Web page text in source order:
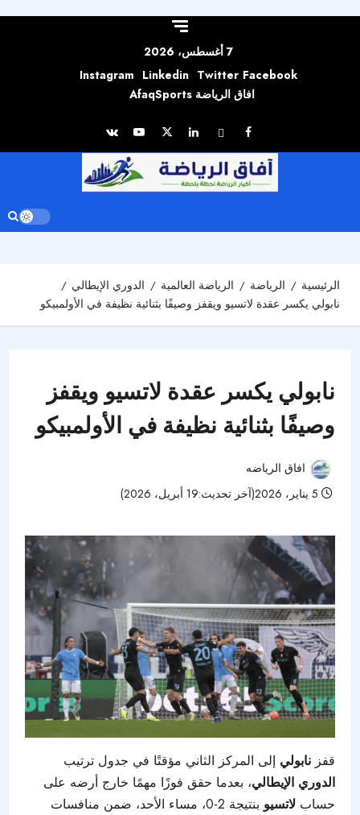
7 أغسطس، 2026
Facebook
Twitter
Linkedin
Instagram
افاق الرياضة AfaqSports
الرئيسية الرياضة الرياضة العالمية
الدوري الإيطالي
نابولي يكسر عقدة لاتسيو ويقفز وصيفًا بثنائية نظيفة في الأولمبيكو
نابولي يكسر عقدة لاتسيو ويقفز
وصيفًا بثنائية نظيفة في الأولمبيكو
افاق الرياضه
قفزنابولي إلى المركز الثاني مؤقتًا في جدول ترتيب
الدوري الإيطالي، بعدما حقق فوزًا مهمًا خارج أرضه على
حسابلاتسيو
بنتيجة 2-0، مساء الأحد، ضمن منافسات